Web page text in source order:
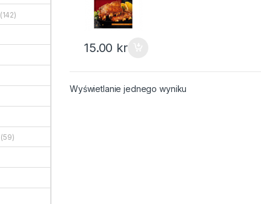
15.00 kr
Wyświetlanie jednego wyniku
(142)
(59)